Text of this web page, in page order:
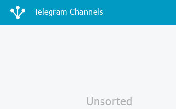
Telegram Channels